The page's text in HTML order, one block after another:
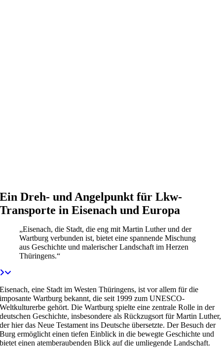
Ein Dreh- und Angelpunkt für Lkw-
Transporte in Eisenach und Europa
„Eisenach, die Stadt, die eng mit Martin Luther und der
Wartburg verbunden ist, bietet eine spannende Mischung
aus Geschichte und malerischer Landschaft im Herzen
Thüringens.“
Eisenach, eine Stadt im Westen Thüringens, ist vor allem für die
imposante Wartburg bekannt, die seit 1999 zum UNESCO-
Weltkulturerbe gehört. Die Wartburg spielte eine zentrale Rolle in der
deutschen Geschichte, insbesondere als Rückzugsort für Martin Luther,
der hier das Neue Testament ins Deutsche übersetzte. Der Besuch der
Burg ermöglicht einen tiefen Einblick in die bewegte Geschichte und
bietet einen atemberaubenden Blick auf die umliegende Landschaft.